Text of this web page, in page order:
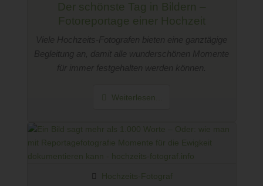
Der schönste Tag in Bildern –
Fotoreportage einer Hochzeit
Weiterlesen...
Hochzeits-Fotograf